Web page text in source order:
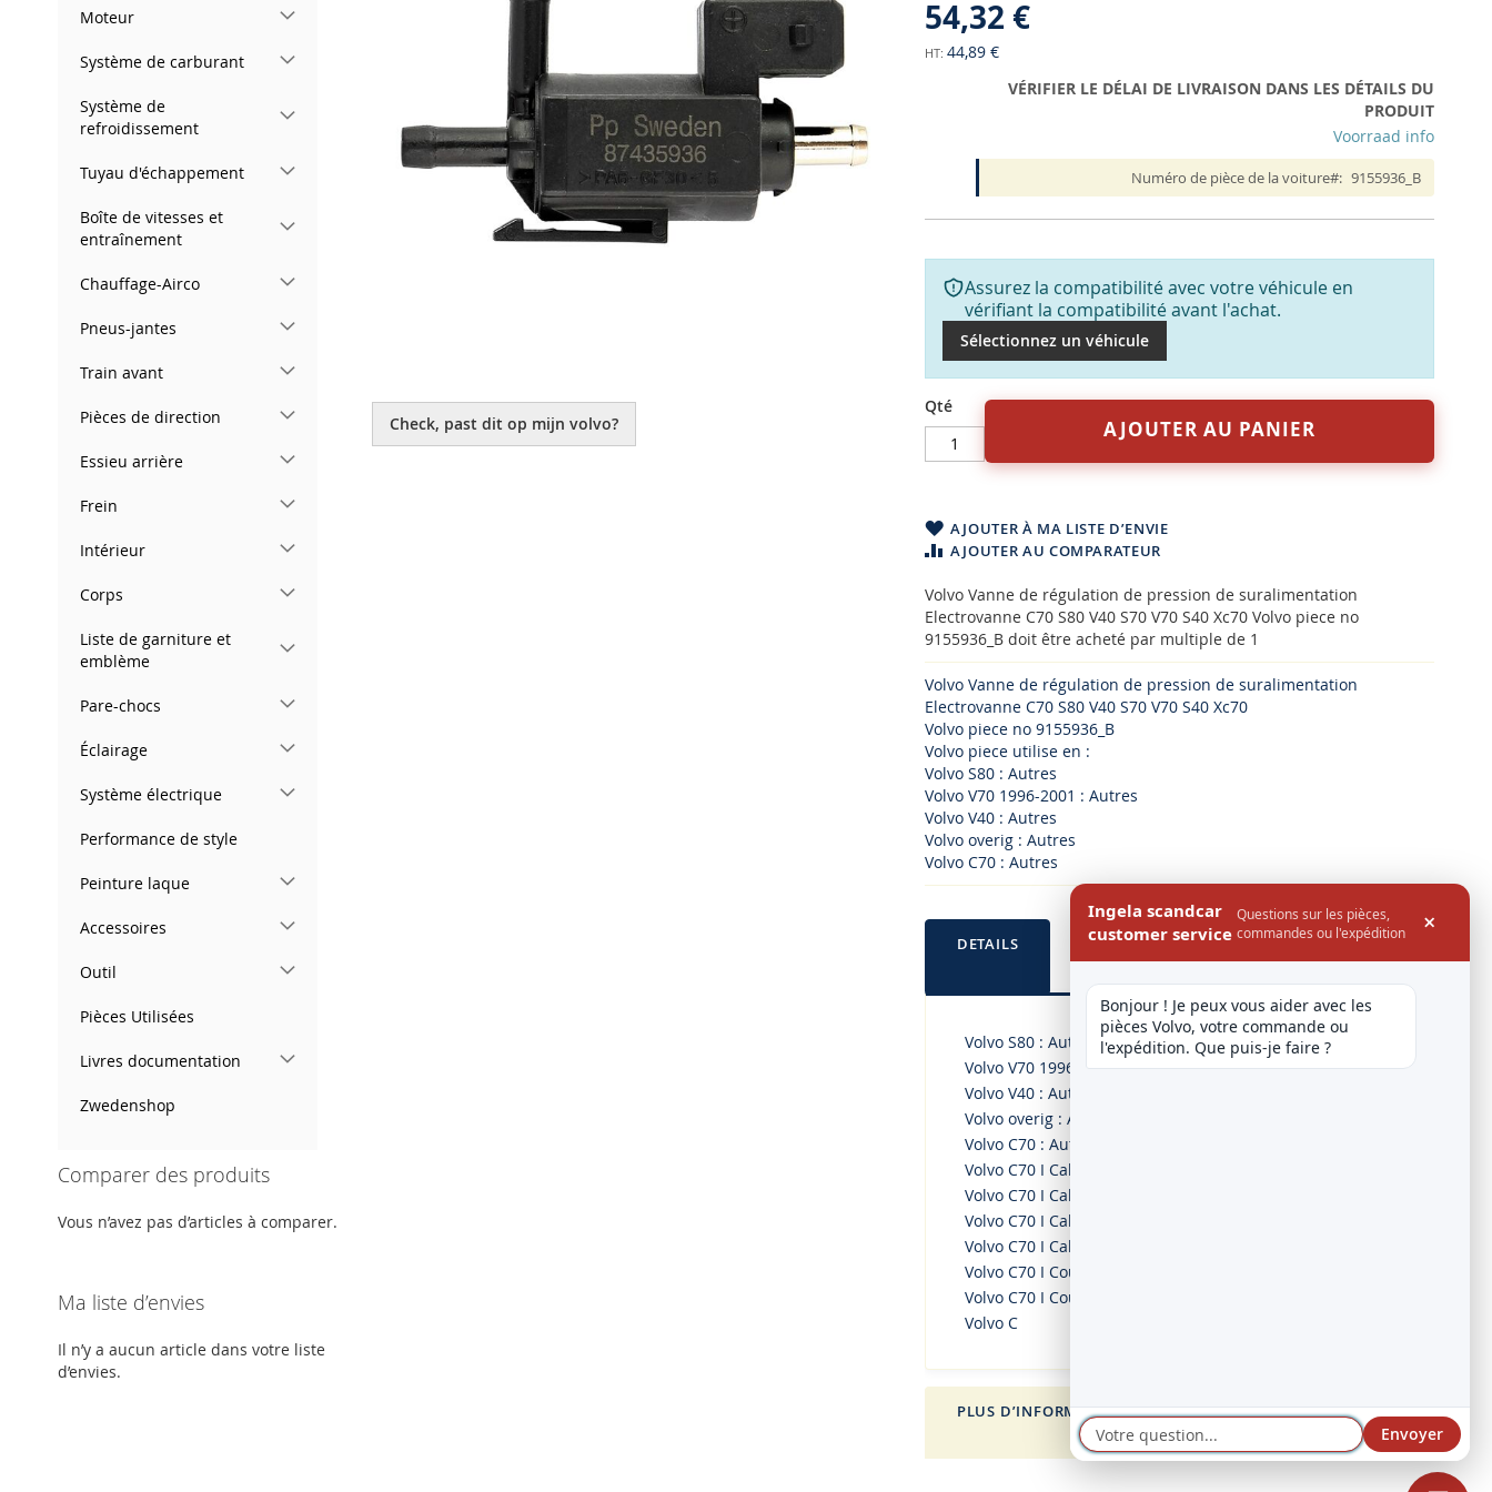
to
the
beginning
54,32 €
44,89 €
VÉRIFIER LE DÉLAI DE LIVRAISON DANS LES DÉTAILS DU
PRODUIT
Voorraad info
Numéro de pièce de la voiture 9155936_B
Assurez la compatibilité avec votre véhicule en
vérifiant la compatibilité avant l'achat.
Sélectionnez un véhicule
Qté
AJOUTER AU PANIER
AJOUTER À MA LISTE D’ENVIE
AJOUTER AU COMPARATEUR
Volvo Vanne de régulation de pression de suralimentation
Electrovanne C70 S80 V40 S70 V70 S40 Xc70 Volvo piece no
9155936_B doit être acheté par multiple de 1
Volvo Vanne de régulation de pression de suralimentation
Electrovanne C70 S80 V40 S70 V70 S40 Xc70
Volvo piece no 9155936_B
Volvo piece utilise en :
Volvo S80 : Autres
Volvo V70 1996-2001 : Autres
Volvo V40 : Autres
Volvo overig : Autres
Volvo C70 : Autres
DETAILS
Volvo S80 : Autres
Volvo V70 1996-2001 : Autres
Volvo V40 : Autres
Volvo overig : Autres
Volvo C70 : Autres
Volvo C70 I Cabriolet 2.0 03.98-10.05
Volvo C70 I Cabriolet 2.0 T 03.98-10.05
Volvo C70 I Cabriolet 2.3 T-5 03.98-10.05
Volvo C70 I Cabriolet 2.5 T 03.98-10.05
Volvo C70 I Coupé 2.0 03.97-09.02
Volvo C70 I Coupé 2.0 T 03.97-09.02
Volvo C
PLUS D’INFORMATION FOR VOLVO
Check, past dit op mijn volvo?
Moteur
Système de carburant
Système de
refroidissement
Tuyau d'échappement
Boîte de vitesses et
entraînement
Chauffage-Airco
Pneus-jantes
Train avant
Pièces de direction
Essieu arrière
Frein
Intérieur
Corps
Liste de garniture et
emblème
Pare-chocs
Éclairage
Système électrique
Performance de style
Peinture laque
Accessoires
Outil
Pièces Utilisées
Livres documentation
Zwedenshop
Comparer des produits
Vous n’avez pas d’articles à comparer.
Ma liste d’envies
Il n’y a aucun article dans votre liste
d’envies.
Ingela scandcar
customer service
Questions sur les pièces,
commandes ou l'expédition
×
Bonjour ! Je peux vous aider avec les
pièces Volvo, votre commande ou
l'expédition. Que puis-je faire ?
Envoyer